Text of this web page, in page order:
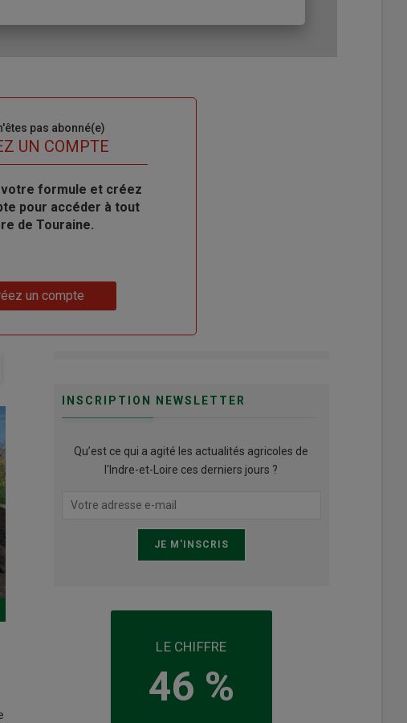
pas abonné(e)
UN COMPTE
formule et créez
pour accéder à tout
de Touraine.
un compte
INSCRIPTION NEWSLETTER
Qu’est ce qui a agité les actualités agricoles de
l'Indre-et-Loire ces derniers jours ?
LE CHIFFRE
46 %